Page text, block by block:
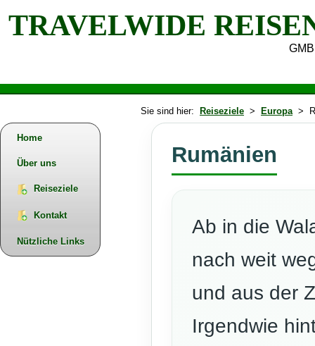
TRAVELWIDE
Home
Über uns
Reiseziele
Kontakt
Nützliche Links
Sie sind hier: Reiseziele > Europa>
Rumänien
Ab in die
nach weit
und aus der
Irgendwie